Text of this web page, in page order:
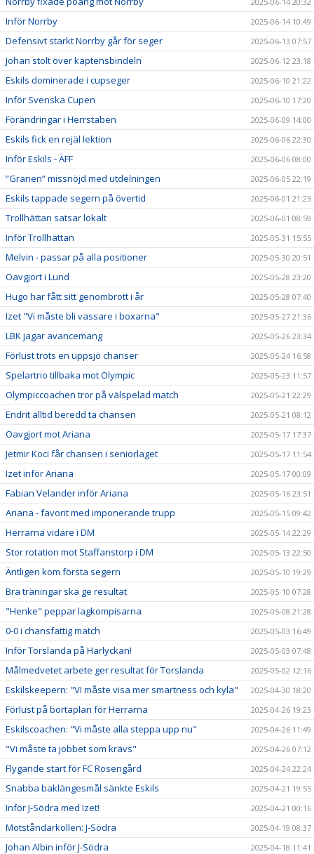
Inför Norrby 2025-06-14 10:49
Defensivt starkt Norrby går för seger 2025-06-13 07:57
Johan stolt över kaptensbindeln 2025-06-12 23:18
Eskils dominerade i cupseger 2025-06-10 21:22
Inför Svenska Cupen 2025-06-10 17:20
Förändringar i Herrstaben 2025-06-09 14:00
Eskils fick en rejäl lektion 2025-06-06 22:30
Inför Eskils - ÄFF 2025-06-06 08:00
”Granen” missnöjd med utdelningen 2025-06-05 22:19
Eskils tappade segern på övertid 2025-06-01 21:25
Trollhättan satsar lokalt 2025-06-01 08:59
Inför Trollhättan 2025-05-31 15:55
Melvin - passar på alla positioner 2025-05-30 20:51
Oavgjort i Lund 2025-05-28 23:20
Hugo har fått sitt genombrott i år 2025-05-28 07:40
Izet "Vi måste bli vassare i boxarna" 2025-05-27 21:36
LBK jagar avancemang 2025-05-26 23:34
Förlust trots en uppsjö chanser 2025-05-24 16:58
Spelartrio tillbaka mot Olympic 2025-05-23 11:57
Olympiccoachen tror på välspelad match 2025-05-21 22:29
Endrit alltid beredd ta chansen 2025-05-21 08:12
Oavgjort mot Ariana 2025-05-17 17:37
Jetmir Koci får chansen i seniorlaget 2025-05-17 11:54
Izet inför Ariana 2025-05-17 00:09
Fabian Velander inför Ariana 2025-05-16 23:51
Ariana - favorit med imponerande trupp 2025-05-15 09:42
Herrarna vidare i DM 2025-05-14 22:29
Stor rotation mot Staffanstorp i DM 2025-05-13 22:50
Äntligen kom första segern 2025-05-10 19:29
Bra träningar ska ge resultat 2025-05-10 07:28
"Henke" peppar lagkompisarna 2025-05-08 21:28
0-0 i chansfattig match 2025-05-03 16:49
Inför Torslanda på Harlyckan! 2025-05-03 07:48
Målmedvetet arbete ger resultat för Torslanda 2025-05-02 12:16
Eskilskeepern: "VI måste visa mer smartness och kyla" 2025-04-30 18:20
Förlust på bortaplan för Herrarna 2025-04-26 19:23
Eskilscoachen: "Vi måste alla steppa upp nu" 2025-04-26 11:49
"Vi måste ta jobbet som krävs" 2025-04-26 07:12
Flygande start för FC Rosengård 2025-04-24 22:24
Snabba baklängesmål sänkte Eskils 2025-04-21 19:55
Inför J-Södra med Izet! 2025-04-21 00:16
Motståndarkollen: J-Södra 2025-04-19 08:37
Johan Albin inför J-Södra 2025-04-18 11:41